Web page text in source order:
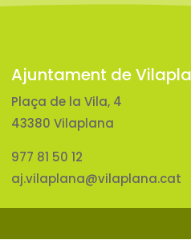
Ajuntament de
Plaça de la Vila, 4
43380 Vilaplana
977 81 50 12
aj.vilaplana@vilaplana.cat